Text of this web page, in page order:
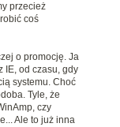
przecież
coś
o promocję. Ja
IE, od czasu, gdy
systemu. Choć
Tyle, że
czy
Ale to już inna